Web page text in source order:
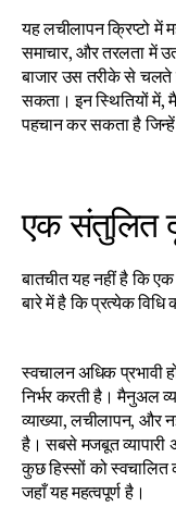
यह लचीलापन क्रिप्टो में
समाचार, और तरलता में
बाजार उस तरीके से चलते
सकता। इन स्थितियों में,
पहचान कर सकता है
एक संतुलित
बातचीत यह नहीं है कि
बारे में है कि प्रत्येक
स्वचालन अधिक प्रभावी
निर्भर करती है। मैनुअल
व्याख्या, लचीलापन, और
है। सबसे मजबूत
कुछ हिस्सों को स्वचालित
जहाँ यह महत्वपूर्ण है।